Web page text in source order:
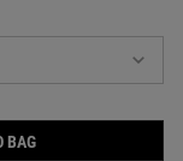
コンセントレート の サ
BAGキールズ ミッドナ